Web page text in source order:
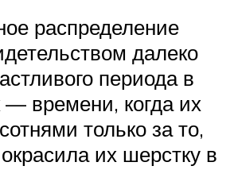
распределение
далеко
периода в
времени, когда их
только за то,
их шерстку в